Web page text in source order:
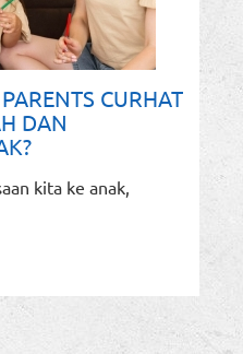
CURHAT
DAN
kita ke anak,